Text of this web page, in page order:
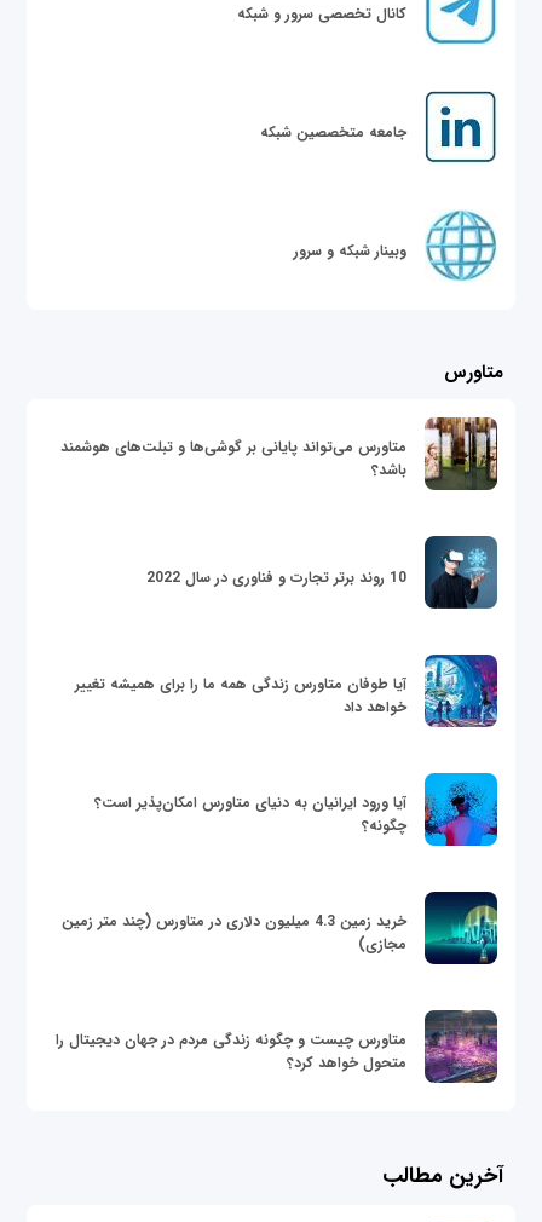
کانال تخصصی سرور و شبکه
جامعه متخصصین شبکه
وبینار شبکه و سرور
متاورس
متاورس می‌تواند پایانی بر گوشی‌ها و تبلت‌های هوشمند
باشد؟
10 روند برتر تجارت و فناوری در سال 2022
آیا طوفان متاورس زندگی همه ما را برای همیشه تغییر
خواهد داد
آیا ورود ایرانیان به دنیای متاورس امکان‌پذیر است؟
چگونه؟
خرید زمین 4.3 میلیون دلاری در متاورس (چند متر زمین
مجازی)
متاورس چیست و چگونه زندگی مردم در جهان دیجیتال را
متحول خواهد کرد؟
آخرین مطالب